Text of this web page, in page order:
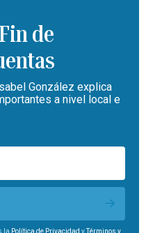
de
González explica
a nivel local e
la Política de Privacidad yTérminos y